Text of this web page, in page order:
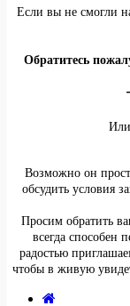
Если вы не смогли
Обратитесь
Возможно он
обсудить условия
Просим обратить
всегда способен
радостью
чтобы в живую